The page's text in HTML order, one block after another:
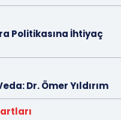
Politikasına İhtiyaç
Dr. Ömer Yıldırım